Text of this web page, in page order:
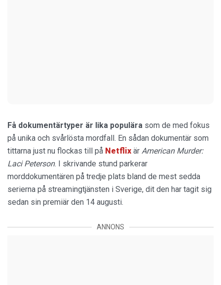
Få dokumentärtyper är lika populära som de med fokus
på unika och svårlösta mordfall. En sådan dokumentär som
tittarna just nu flockas till på Netflix är American Murder:
Laci Peterson. I skrivande stund parkerar
morddokumentären på tredje plats bland de mest sedda
serierna på streamingtjänsten i Sverige, dit den har tagit sig
sedan sin premiär den 14 augusti.
ANNONS